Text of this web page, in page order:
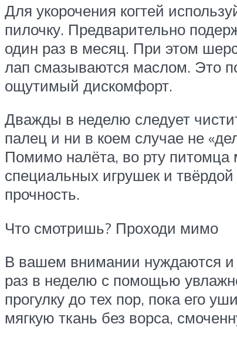
Для укорочения когтей
пилочку. Предварительно
один раз в месяц. При этом
лап смазываются маслом. Это
ощутимый дискомфорт.
Дважды в неделю следует
палец и ни в коем случае не
Помимо налёта, во рту питомца
специальных игрушек и
прочность.
Что смотришь? Проходи мимо
В вашем внимании нуждаются и
раз в неделю с помощью
прогулку до тех пор, пока его
мягкую ткань без ворса,